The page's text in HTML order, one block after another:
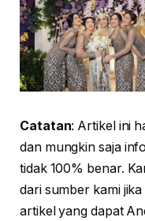
Catatan: Artikel ini
dan mungkin saja
tidak 100% benar.
dari sumber kami
artikel yang dapat